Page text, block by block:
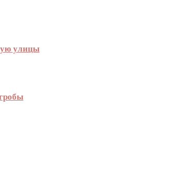
улицы